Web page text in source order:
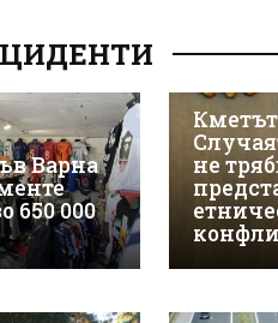
Варна
650 000
не